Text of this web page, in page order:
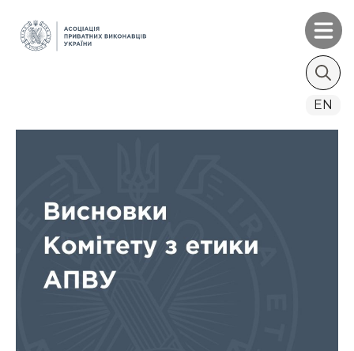
Search
EN